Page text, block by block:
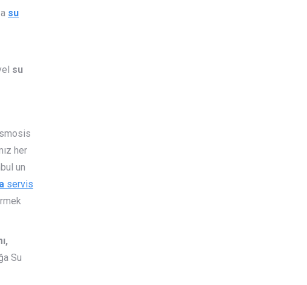
su
su
her
un
servis
Su